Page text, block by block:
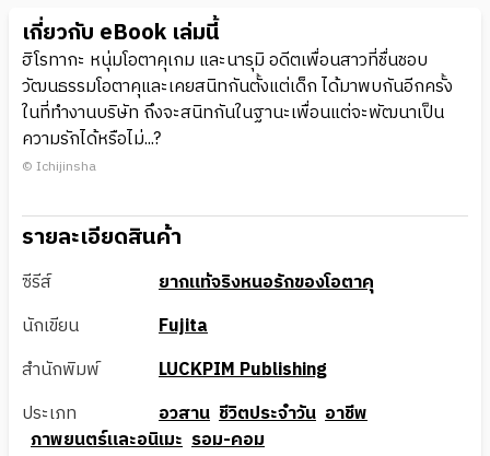
เกี่ยวกับ eBook เล่มนี้
ฮิโรทากะ หนุ่มโอตาคุเกม และนารุมิ อดีตเพื่อนสาวที่ชื่นชอบ
วัฒนธรรมโอตาคุและเคยสนิทกันตั้งแต่เด็ก ได้มาพบกันอีกครั้ง
ในที่ทำงานบริษัท ถึงจะสนิทกันในฐานะเพื่อนแต่จะพัฒนาเป็น
ความรักได้หรือไม่...?
© Ichijinsha
รายละเอียดสินค้า
ซีรีส์
ยากแท้จริงหนอรักของโอตาคุ
นักเขียน
Fujita
สำนักพิมพ์
LUCKPIM Publishing
ประเภท
อวสาน ชีวิตประจำวัน อาชีพ
ภาพยนตร์และอนิเมะ รอม-คอม